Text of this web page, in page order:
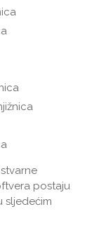
postaju
sljedećim